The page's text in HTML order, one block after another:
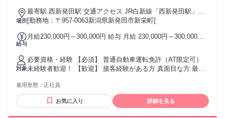
抜群
場所
最寄駅 西新発田駅 交通アクセス JR白新線「西新発田駅」よ
り徒歩約16分 ※車通勤OK
[勤務地：〒957-0063新潟県新発田市新栄町]
給与
月給230,000円～300,000円 給与 月給 230,000円～300,000円
ます ※上記給与は営業経験者を想定しております。 ※完全未
経験の方は210,000円～となります。 昇給 年1回（前年度実
績：1月あたり2.00％〜4.00％アップ） 賞与 年2回（計3.0ヶ
月分実績） 諸手当: 通勤手当（月上限15,000円）、資格手当
対象
必要資格・経験 【必須】 普通自動車運転免許（AT限定可）
未経験者歓迎！ 【歓迎】 接客経験がある方 真面目な方 最終
雇用形態： 正社員
お気に入り 詳細を見る